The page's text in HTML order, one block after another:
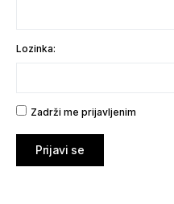
Lozinka:
Zadrži me prijavljenim
Prijavi se